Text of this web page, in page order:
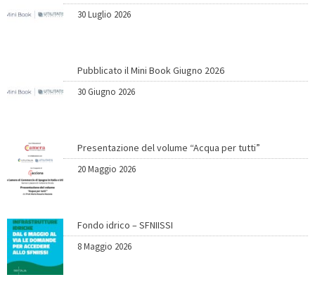
30 Luglio 2026
Pubblicato il Mini Book Giugno 2026
30 Giugno 2026
Presentazione del volume “Acqua per tutti”
20 Maggio 2026
Fondo idrico – SFNIISSI
8 Maggio 2026